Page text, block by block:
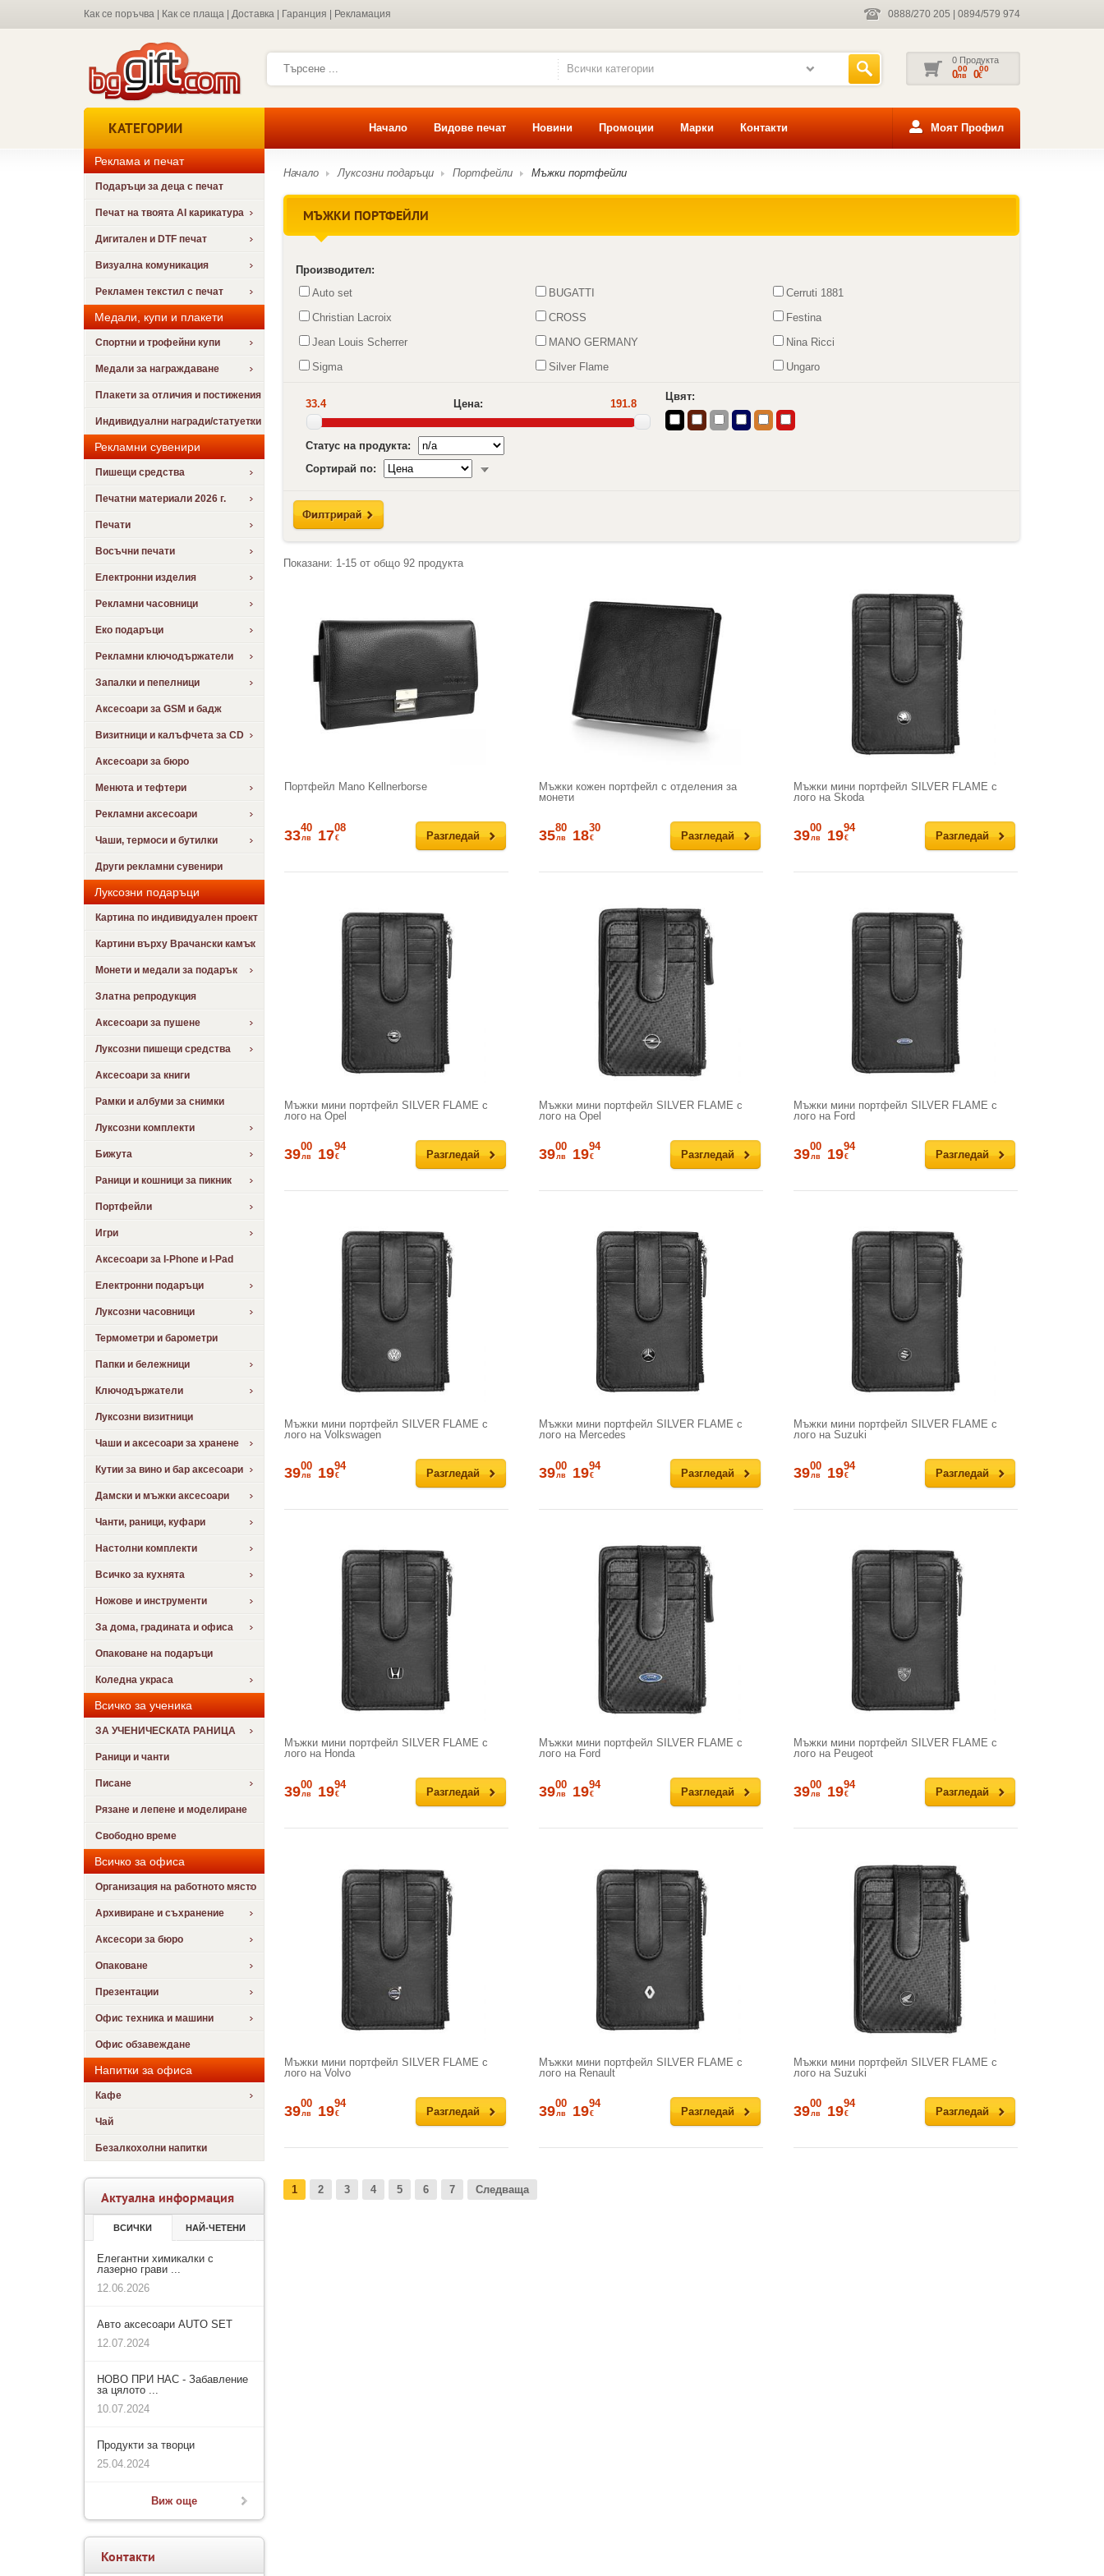
0888/270 205 0894/579 974
Как се поръчва Как се плаща Доставка Гаранция Рекламация
Всички категории
0 Продукта
000
лв 000
€
КАТЕГОРИИ Начало Видове печат Новини Промоции Марки Контакти Моят Профил
Реклама и печат
Подаръци за деца с печат
Печат на твоята AI карикатура
Дигитален и DTF печат
Визуална комуникация
Рекламен текстил с печат
Медали, купи и плакети
Спортни и трофейни купи
Медали за награждаване
Плакети за отличия и постижения
Индивидуални награди/статуетки
Рекламни сувенири
Пишещи средства
Печатни материали 2026 г.
Печати
Восъчни печати
Електронни изделия
Рекламни часовници
Еко подаръци
Рекламни ключодържатели
Запалки и пепелници
Аксесоари за GSM и бадж
Визитници и калъфчета за CD
Аксесоари за бюро
Менюта и тефтери
Рекламни аксесоари
Чаши, термоси и бутилки
Други рекламни сувенири
Луксозни подаръци
Картина по индивидуален проект
Картини върху Врачански камък
Монети и медали за подарък
Златна репродукция
Аксесоари за пушене
Луксозни пишещи средства
Аксесоари за книги
Рамки и албуми за снимки
Луксозни комплекти
Бижута
Раници и кошници за пикник
Портфейли
Игри
Аксесоари за I-Phone и I-Pad
Електронни подаръци
Луксозни часовници
Термометри и барометри
Папки и бележници
Ключодържатели
Луксозни визитници
Чаши и аксесоари за хранене
Кутии за вино и бар аксесоари
Дамски и мъжки аксесоари
Чанти, раници, куфари
Настолни комплекти
Всичко за кухнята
Ножове и инструменти
За дома, градината и офиса
Опаковане на подаръци
Коледна украса
Всичко за ученика
ЗА УЧЕНИЧЕСКАТА РАНИЦА
Раници и чанти
Писане
Рязане и лепене и моделиране
Свободно време
Всичко за офиса
Организация на работното място
Архивиране и съхранение
Аксесори за бюро
Опаковане
Презентации
Офис техника и машини
Офис обзавеждане
Напитки за офиса
Кафе
Чай
Безалкохолни напитки
Актуална информация
ВСИЧКИ НАЙ-ЧЕТЕНИ
Елегантни химикалки с
лазерно грави ...
12.06.2026
Авто аксесоари AUTO SET
12.07.2024
НОВО ПРИ НАС - Забавление
за цялото ...
10.07.2024
Продукти за творци
25.04.2024
Виж още
Контакти
Начало Луксозни подаръци Портфейли Мъжки портфейли
МЪЖКИ ПОРТФЕЙЛИ
Производител:
Auto set
BUGATTI
Cerruti 1881
Christian Lacroix
CROSS
Festina
Jean Louis Scherrer
MANO GERMANY
Nina Ricci
Sigma
Silver Flame Ungaro
33.4 Цена: 191.8
Статус на продукта:
Сортирай по:
Цвят:
Показани: 1-15от общо 92продукта
Портфейл Mano Kellnerborse
Разгледай
3340
лв 1708
€
Мъжки кожен портфейл с отделения за
монети
Разгледай
3580
лв 1830
€
Мъжки мини портфейл SILVER FLAME с
лого на Skoda
Разгледай
3900
лв 1994
€
Мъжки мини портфейл SILVER FLAME с
лого на Opel
Разгледай
3900
лв 1994
€
Мъжки мини портфейл SILVER FLAME с
лого на Opel
Разгледай
3900
лв 1994
€
Мъжки мини портфейл SILVER FLAME с
лого на Ford
Разгледай
3900
лв 1994
€
Мъжки мини портфейл SILVER FLAME с
лого на Volkswagen
Разгледай
3900
лв 1994
€
Мъжки мини портфейл SILVER FLAME с
лого на Mercedes
Разгледай
3900
лв 1994
€
Мъжки мини портфейл SILVER FLAME с
лого на Suzuki
Разгледай
3900
лв 1994
€
Мъжки мини портфейл SILVER FLAME с
лого на Honda
Разгледай
3900
лв 1994
€
Мъжки мини портфейл SILVER FLAME с
лого на Ford
Разгледай
3900
лв 1994
€
Мъжки мини портфейл SILVER FLAME с
лого на Peugeot
Разгледай
3900
лв 1994
€
Мъжки мини портфейл SILVER FLAME с
лого на Volvo
Разгледай
3900
лв 1994
€
Мъжки мини портфейл SILVER FLAME с
лого на Renault
Разгледай
3900
лв 1994
€
Мъжки мини портфейл SILVER FLAME с
лого на Suzuki
Разгледай
3900
лв 1994
€
1 2 3 4 5 6 7 Следваща